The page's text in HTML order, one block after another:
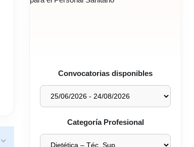
Convocatorias disponibles
Categoría Profesional